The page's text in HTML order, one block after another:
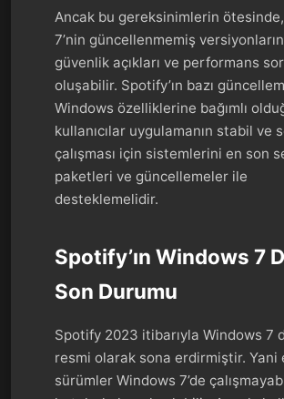
Ancak bu gereksinimlerin
7’nin güncellenmemiş
güvenlik açıkları ve performans
oluşabilir. Spotify’ın bazı
Windows özelliklerine bağımlı
kullanıcılar uygulamanın stabil ve
çalışması için sistemlerini en son
paketleri ve güncellemeler ile
desteklemelidir.
Spotify’ın Windows 7
Son Durumu
Spotify 2023 itibarıyla Windows 7
resmi olarak sona erdirmiştir. Yani
sürümler Windows 7’de